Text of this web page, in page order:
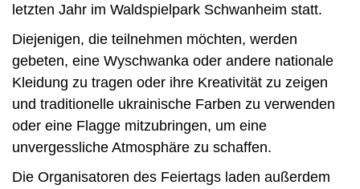
letzten Jahr im Waldspielpark Schwanheim statt.
Diejenigen, die teilnehmen möchten, werden
gebeten, eine Wyschwanka oder andere nationale
Kleidung zu tragen oder ihre Kreativität zu zeigen
und traditionelle ukrainische Farben zu verwenden
oder eine Flagge mitzubringen, um eine
unvergessliche Atmosphäre zu schaffen.
Die Organisatoren des Feiertags laden außerdem